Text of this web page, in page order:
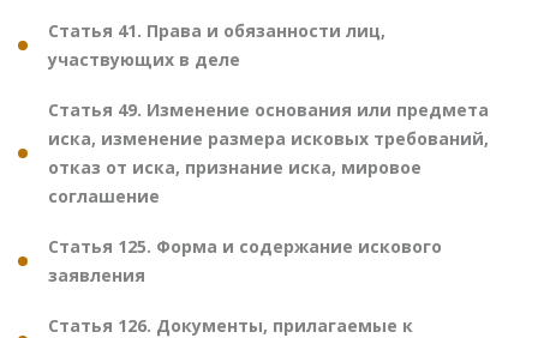
Статья 41. Права и обязанности лиц,
участвующих в деле
Статья 49. Изменение основания или предмета
иска, изменение размера исковых требований,
отказ от иска, признание иска, мировое
соглашение
Статья 125. Форма и содержание искового
заявления
Статья 126. Документы, прилагаемые к